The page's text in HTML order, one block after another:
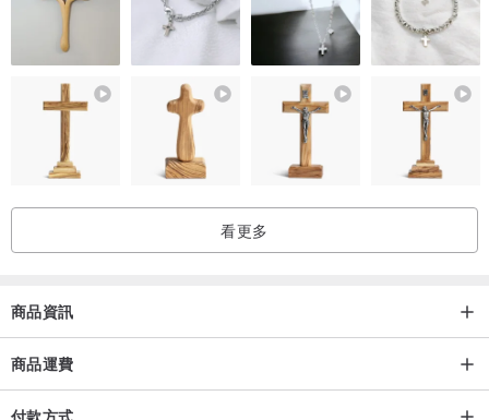
* 開合鬆緊度可調。
如果您可以聯繫我們，我們會通知您調整方法。
看更多
商品資訊
商品運費
付款方式